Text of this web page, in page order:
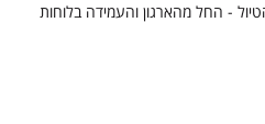
- החל מהארגון והעמידה בלוחות